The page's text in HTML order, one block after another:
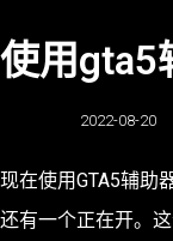
使用gta5
2022-08-20
现在使用GTA5辅助
还有一个正在开。